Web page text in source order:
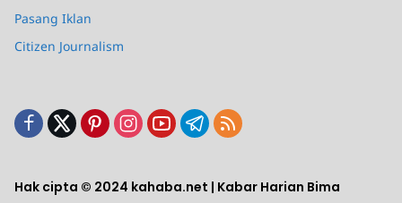
Pasang Iklan
Citizen Journalism
Hak cipta © 2024 kahaba.net | Kabar Harian Bima